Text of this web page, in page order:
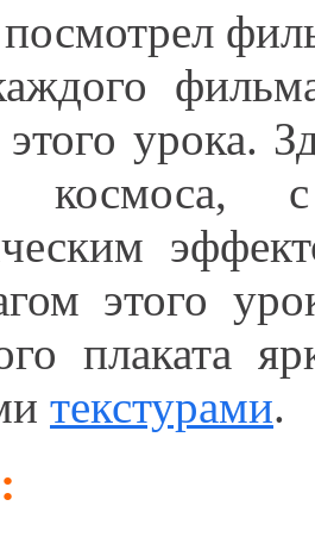
урока.
космоса,
этого
плаката
текстурами.